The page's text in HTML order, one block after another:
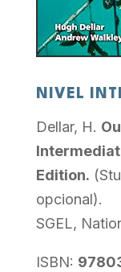
NIVEL
Dellar, H.
Edition.
opcional).
SGEL,
ISBN: